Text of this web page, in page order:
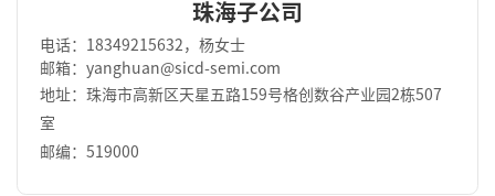
珠海子公司
电话：18349215632，杨女士
邮箱：yanghuan@sicd-semi.com
地址：珠海市高新区天星五路159号格创数谷产业园2栋507
室
邮编：519000